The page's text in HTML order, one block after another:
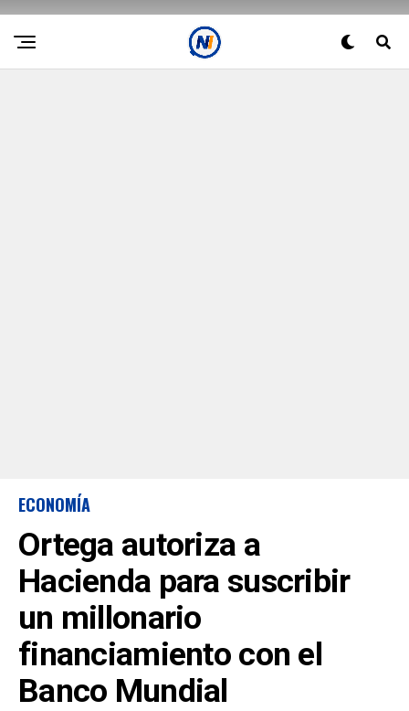
ECONOMÍA
Ortega autoriza a
Hacienda para suscribir
un millonario
financiamiento con el
Banco Mundial